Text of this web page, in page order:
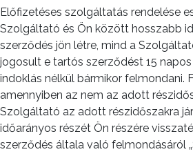
Előfizetéses szolgáltatás rendelése
Szolgáltató és Ön között hosszabb
szerződés jön létre, mind a
jogosult e tartós szerződést 15
indoklás nélkül bármikor felmondani.
amennyiben az nem az adott
Szolgáltató az adott részidőszakra
időarányos részét Ön részére
szerződés általa való felmondásáról